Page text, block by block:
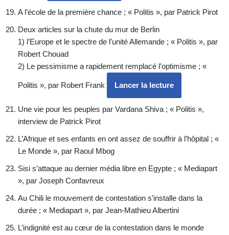
A l’école de la première chance ; « Politis », par Patrick Pirot
Deux articles sur la chute du mur de Berlin
1) l’Europe et le spectre de l’unité Allemande ; « Politis », par
Robert Chouad
2) Le pessimisme a rapidement remplacé l’optimisme ; «
Politis », par Robert Frank Lancer la lecture
Une vie pour les peuples par Vardana Shiva ; « Politis »,
interview de Patrick Pirot
L’Afrique et ses enfants en ont assez de souffrir à l’hôpital ; «
Le Monde », par Raoul Mbog
Sisi s’attaque au dernier média libre en Egypte ; « Mediapart
», par Joseph Confavreux
Au Chili le mouvement de contestation s’installe dans la
durée ; « Mediapart », par Jean-Mathieu Albertini
L’indignité est au cœur de la contestation dans le monde